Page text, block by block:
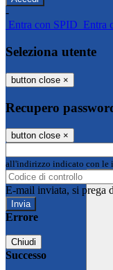
-
Entra con SPID Entra
Seleziona utente
button close ×
Recupero
button close ×
all'indirizzo indicato con le
E-mail inviata, si prega
Errore
Chiudi
Successo